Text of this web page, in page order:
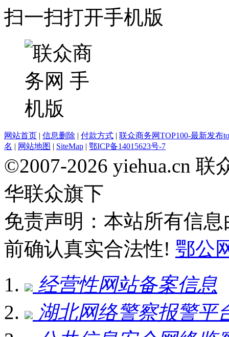
扫一扫打开手机版
网站首页 | 信息删除 | 付款方式 | 联众商务网TOP100-最新发布
名 | 网站地图 | SiteMap | 鄂ICP备14015623号-7
©2007-2026 yiehua.cn
华联众旗下
免责声明：本站所有信
前确认真实合法性! 鄂公
经营性网站备案信息
湖北网络警察报警平